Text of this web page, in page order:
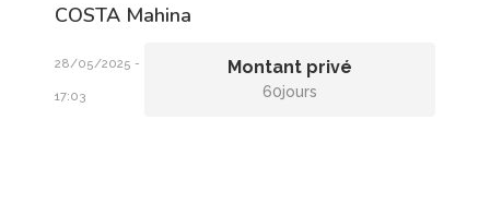
COSTA Mahina
28/05/2025 -
17:03
Montant privé
60jours